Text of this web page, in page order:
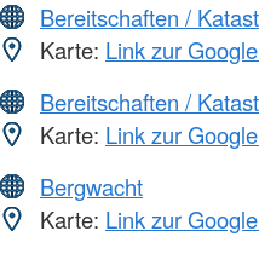
Bereitschaften /
Karte: Link zur
Bereitschaften /
Karte: Link zur
Bergwacht
Karte: Link zur